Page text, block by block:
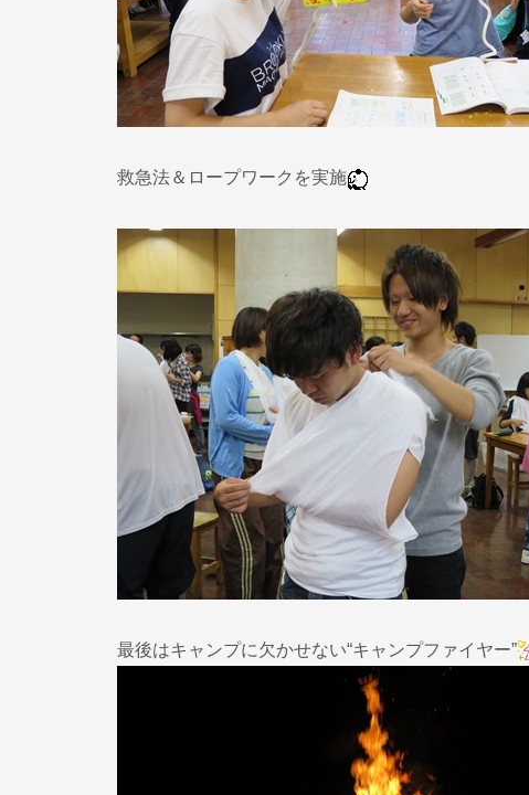
救急法＆ロープワークを実施
最後はキャンプに欠かせない“キャンプファイヤー”